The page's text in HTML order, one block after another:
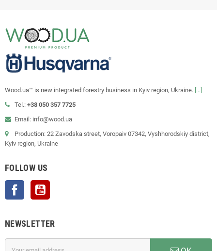
Wood.ua™ is new integrated forestry business in Kyiv region, Ukraine. [...]
Tel.: +38 050 357 7725
Email: info@wood.ua
Production: 22 Zavodska street, Voropaiv 07342, Vyshhorodskiy district,
Kyiv region, Ukraine
FOLLOW US
Facebook
NEWSLETTER